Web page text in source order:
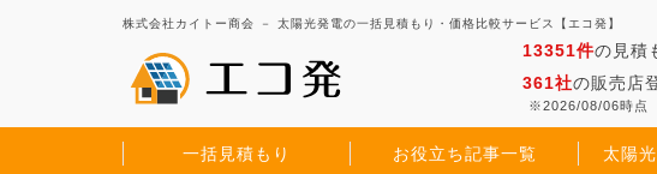
株式会社カイトー商会 － 太陽光発電の一括見積もり・価格比較サービス【エコ発】
13351件の見積
361社の販売店
※2026/08/06時点
一括見積もり お役立ち記事一覧 太陽